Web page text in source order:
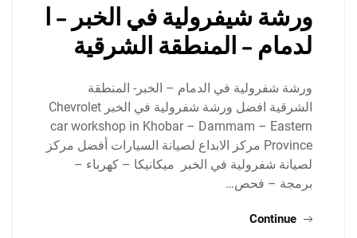
ورشة شيفرولية في الخبر – ا
لدمام – المنطقة الشرقية
ورشة شفرولية في الدمام – الخبر- المنطقة
الشرقية افضل ورشة شفرولية في الخبر Chevrolet
car workshop in Khobar – Dammam – Eastern
Province مركز الابداع لصيانة السيارات أفضل مركز
لصيانة شفرولية في الخبر ميكانيكا – كهرباء –
برمجة – فحص…
Continue